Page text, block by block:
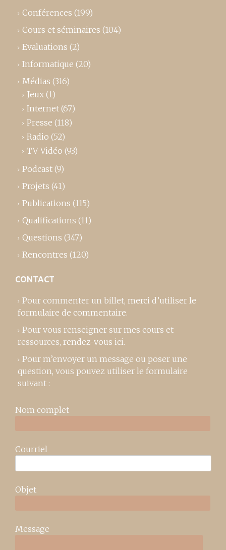
Conférences (199)
Cours et séminaires (104)
Evaluations (2)
Informatique (20)
Médias (316)
Jeux (1)
Internet (67)
Presse (118)
Radio (52)
TV-Vidéo (93)
Podcast (9)
Projets (41)
Publications (115)
Qualifications (11)
Questions (347)
Rencontres (120)
CONTACT
Pour commenter un billet, merci d’utiliser le
formulaire de commentaire.
Pour vous renseigner sur mes cours et
ressources, rendez-vous ici.
Pour m’envoyer un message ou poser une
question, vous pouvez utiliser le formulaire
suivant :
Nom complet
Courriel
Objet
Message